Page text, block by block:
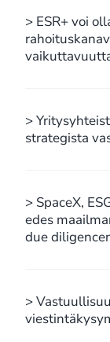
> ESR+ voi
>
strategista
> SpaceX,
edes
due
>